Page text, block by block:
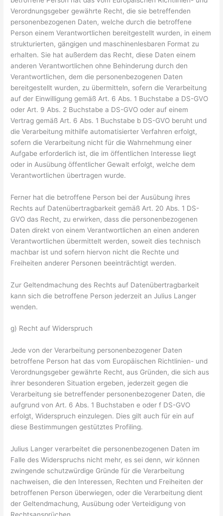
Verordnungsgeber gewährte Recht, die sie betreffenden
personenbezogenen Daten, welche durch die betroffene
Person einem Verantwortlichen bereitgestellt wurden, in einem
strukturierten, gängigen und maschinenlesbaren Format zu
erhalten. Sie hat außerdem das Recht, diese Daten einem
anderen Verantwortlichen ohne Behinderung durch den
Verantwortlichen, dem die personenbezogenen Daten
bereitgestellt wurden, zu übermitteln, sofern die Verarbeitung
auf der Einwilligung gemäß Art. 6 Abs. 1 Buchstabe a DS-GVO
oder Art. 9 Abs. 2 Buchstabe a DS-GVO oder auf einem
Vertrag gemäß Art. 6 Abs. 1 Buchstabe b DS-GVO beruht und
die Verarbeitung mithilfe automatisierter Verfahren erfolgt,
sofern die Verarbeitung nicht für die Wahrnehmung einer
Aufgabe erforderlich ist, die im öffentlichen Interesse liegt
oder in Ausübung öffentlicher Gewalt erfolgt, welche dem
Verantwortlichen übertragen wurde.
Ferner hat die betroffene Person bei der Ausübung ihres
Rechts auf Datenübertragbarkeit gemäß Art. 20 Abs. 1 DS-
GVO das Recht, zu erwirken, dass die personenbezogenen
Daten direkt von einem Verantwortlichen an einen anderen
Verantwortlichen übermittelt werden, soweit dies technisch
machbar ist und sofern hiervon nicht die Rechte und
Freiheiten anderer Personen beeinträchtigt werden.
Zur Geltendmachung des Rechts auf Datenübertragbarkeit
kann sich die betroffene Person jederzeit an Julius Langer
wenden.
g) Recht auf Widerspruch
Jede von der Verarbeitung personenbezogener Daten
betroffene Person hat das vom Europäischen Richtlinien- und
Verordnungsgeber gewährte Recht, aus Gründen, die sich aus
ihrer besonderen Situation ergeben, jederzeit gegen die
Verarbeitung sie betreffender personenbezogener Daten, die
aufgrund von Art. 6 Abs. 1 Buchstaben e oder f DS-GVO
erfolgt, Widerspruch einzulegen. Dies gilt auch für ein auf
diese Bestimmungen gestütztes Profiling.
Julius Langer verarbeitet die personenbezogenen Daten im
Falle des Widerspruchs nicht mehr, es sei denn, wir können
zwingende schutzwürdige Gründe für die Verarbeitung
nachweisen, die den Interessen, Rechten und Freiheiten der
betroffenen Person überwiegen, oder die Verarbeitung dient
der Geltendmachung, Ausübung oder Verteidigung von